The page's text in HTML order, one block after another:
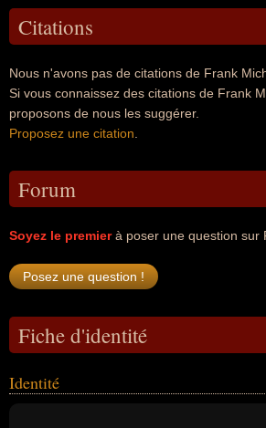
Citations
Nous n'avons pas de citations de Frank
Si vous connaissez des citations de Frank
proposons de nous les suggérer.
Proposez une citation
Forum
Soyez le premierà poser une question sur
Fiche d'identité
Identité